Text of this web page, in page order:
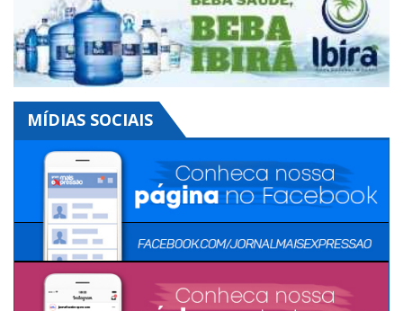
MÍDIAS SOCIAIS